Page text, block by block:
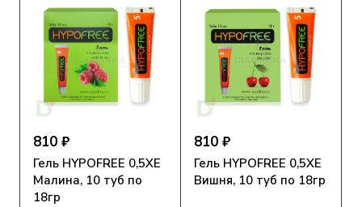
810 ₽
Гель HYPOFREE 0,5ХЕ
Малина, 10 туб по
18гр
810 ₽
Гель HYPOFREE 0,5ХЕ
Вишня, 10 туб по 18гр